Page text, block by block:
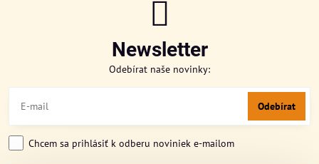
Newsletter
Odebírat naše novinky:
Odebírat
Chcem sa prihlásiť k odberu noviniek e-mailom